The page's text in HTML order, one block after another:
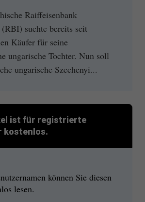
Raiffeisenbank
suchte bereits seit
Käufer für seine
ungarische Tochter. Nun soll
ungarische Szechenyi...
ist für registrierte
kostenlos.
können Sie diesen
lesen.